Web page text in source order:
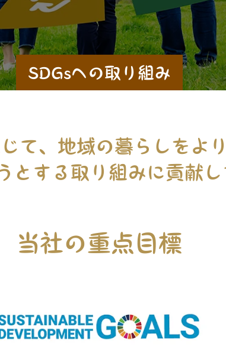
SDGsへの取り組み
て、地域の暮らしをよ
とする取り組みに貢献し
当社の重点目標